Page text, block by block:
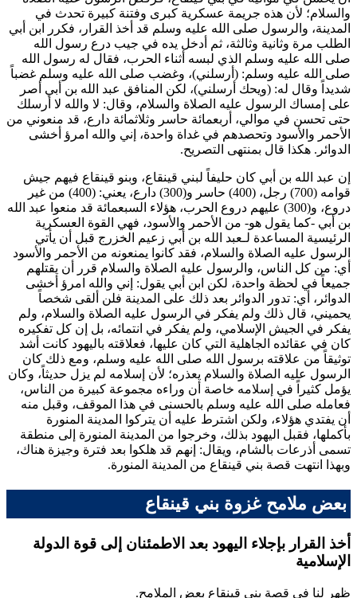
والسلام؛ لأن هذه جريمة عسكرية كبرى وفتنة كبيرة تحدث في
المدينة، والرسول صلى الله عليه وسلم قد أخذ القرار، فكرر
ابن أبي
الطلب مرة وثانية وثالثة، ثم أدخل يده في جيب درع رسول الله
صلى الله عليه وسلم الذي لبسه أثناء الحرب، فقال له رسول الله
صلى الله عليه وسلم: (أرسلني)، وغضب صلى الله عليه وسلم غضباً
شديداً وقال له: (ويحك أرسلني)، لكن المنافق عبد الله بن أبي أصر
على إمساك الرسول عليه الصلاة والسلام، وقال: لا والله لا أرسلك
حتى تحسن في موالي، أربعمائة حاسر وثلاثمائة دارع، قد منعوني من
الأحمر والأسود وتحصدهم في غداة واحدة، إني والله امرؤ أخشى
الدوائر. هكذا قال بمنتهى التصريح.
إن عبد الله بن أبي كان حليفاً لبني قينقاع، وبنو قينقاع فيهم جيش
قوامه (700) رجل، (400) حاسر و(300) دارع، يعني: (400) من غير
دروع، و(300) عليهم دروع الحرب، هؤلاء السبعمائة قد منعوا
عبد الله
بن أبي -كما يقول هو- من الأحمر والأسود، فهي القوة العسكرية
الرئيسية المساعدة لـعبد الله بن أبي زعيم الخزرج قبل أن يأتي
الرسول عليه الصلاة والسلام، فقد كانوا يمنعونه من الأحمر والأسود
أي: من كل الناس، والرسول عليه الصلاة والسلام قرر أن يقتلهم
جميعاً في لحظة واحدة، لكن ابن أبي يقول: إني والله امرؤ أخشى
الدوائر، أي: تدور الدوائر بعد ذلك على المدينة فلن ألقى شخصاً
يحميني، قال ذلك ولم يفكر في الرسول عليه الصلاة والسلام، ولم
يفكر في الجيش الإسلامي، ولم يفكر في انتمائه، بل إن كل تفكيره
كان في عقائده الجاهلية التي كان عليها، فعلاقته باليهود كانت أشد
توثيقاً من علاقته برسول الله صلى الله عليه وسلم، ومع ذلك كان
الرسول عليه الصلاة والسلام يعذره؛ لأن إسلامه لم يزل حديثاً، وكان
يؤمل كثيراً في إسلامه خاصة أن وراءه مجموعة كبيرة من الناس،
فعامله صلى الله عليه وسلم بالحسنى في هذا الموقف، وقبل منه
أن يفتدي هؤلاء، ولكن اشترط عليه أن يتركوا المدينة المنورة
بأكملها، فقبل اليهود بذلك، وخرجوا من المدينة المنورة إلى منطقة
تسمى أذرعات بالشام، ويقال: إنهم قد هلكوا بعد فترة وجيزة هناك،
وبهذا انتهت قصة بني قينقاع من المدينة المنورة.
بعض ملامح غزوة بني قينقاع
أخذ القرار بإجلاء اليهود بعد الاطمئنان إلى قوة الدولة
الإسلامية
ظهر لنا في قصة بني قينقاع بعض الملامح.